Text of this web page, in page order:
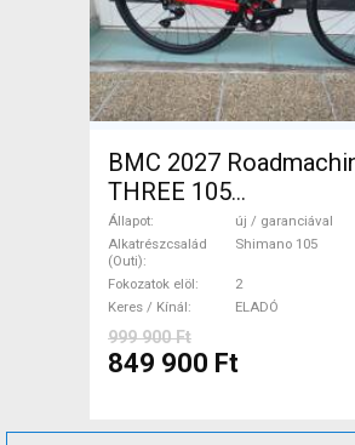
BMC 2027
THREE 105
(47,51,54,56,58,61)
Shimano 105 tárcsafék
garanciával ELADÓ
Állapot
új / garanciával
Alkatrészcsalád
(Outi)
Shimano 105
Fokozatok elöl
2
Keres / Kínál
ELADÓ
999 900 Ft
849 900 Ft